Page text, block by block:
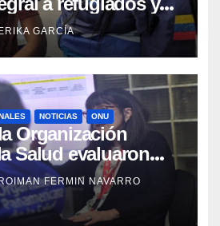
vacunación en
ERIKA GARCÍA
NOTICIAS ONU
Organización
Salud evaluaron
integral en
saneamiento e
sísmica
FERMIN NAVARRO